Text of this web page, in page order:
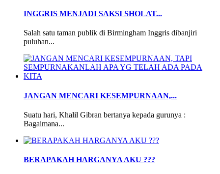
INGGRIS MENJADI SAKSI SHOLAT...
Salah satu taman publik di Birmingham Inggris dibanjiri
puluhan...
JANGAN MENCARI KESEMPURNAAN,...
Suatu hari, Khalil Gibran bertanya kepada gurunya :
Bagaimana...
BERAPAKAH HARGANYA AKU ???